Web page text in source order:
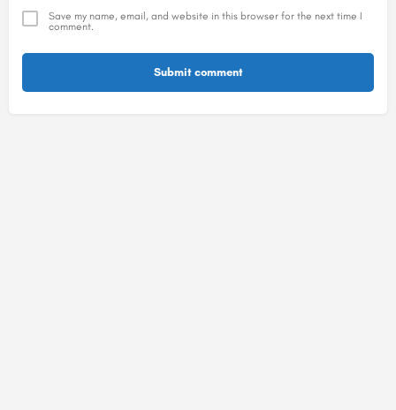
Save my name, email, and website in this browser for the next time I
comment.
Submit comment